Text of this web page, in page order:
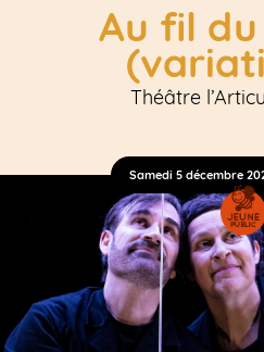
Au fil
Théâtre
Samedi 5 décembre